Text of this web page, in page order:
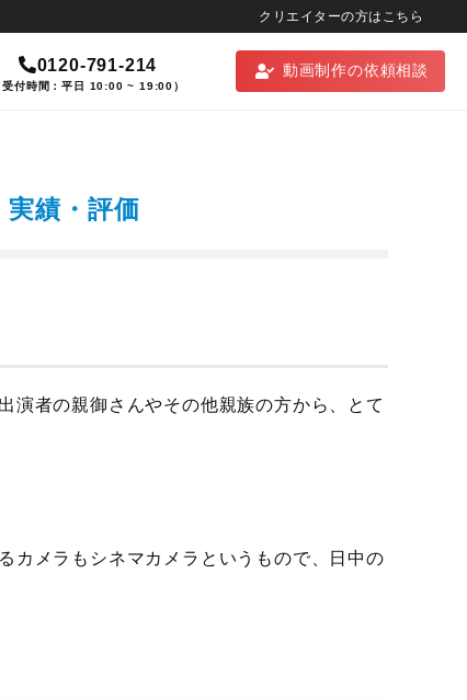
クリエイターの方はこちら
動画制作の依頼相談
0120-791-214
受付時間：平日 10:00 ~ 19:00）
実績・評価
演者の親御さんやその他親族の方から、とて
カメラもシネマカメラというもので、日中の